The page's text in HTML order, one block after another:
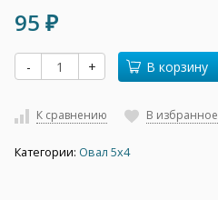
95 ₽
- + В корзину
К сравнению В избранное
Категории: Овал 5х4